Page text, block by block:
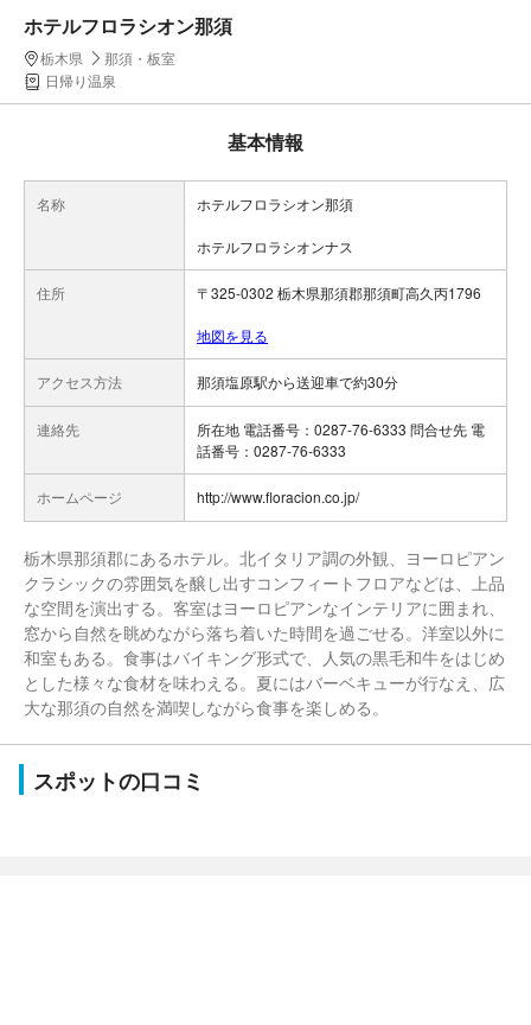
ホテルフロラシオン那須
栃木県
那須・板室
日帰り温泉
基本情報
名称 ホテルフロラシオン那須
ホテルフロラシオンナス
住所 〒325-0302 栃木県那須郡那須町高久丙1796
地図を見る
アクセス方法 那須塩原駅から送迎車で約30分
連絡先
所在地 電話番号：0287-76-6333 問合せ先 電
話番号：0287-76-6333
ホームページ http://www.floracion.co.jp/
栃木県那須郡にあるホテル。北イタリア調の外観、ヨーロピアン
クラシックの雰囲気を醸し出すコンフィートフロアなどは、上品
な空間を演出する。客室はヨーロピアンなインテリアに囲まれ、
窓から自然を眺めながら落ち着いた時間を過ごせる。洋室以外に
和室もある。食事はバイキング形式で、人気の黒毛和牛をはじめ
とした様々な食材を味わえる。夏にはバーベキューが行なえ、広
大な那須の自然を満喫しながら食事を楽しめる。
スポットの口コミ